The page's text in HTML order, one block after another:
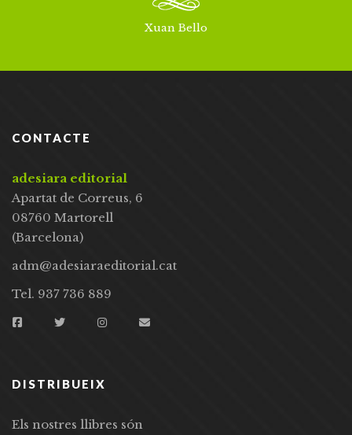
Xuan Bello
CONTACTE
adesiara editorial
Apartat de Correus, 6
08760 Martorell
(Barcelona)
adm@adesiaraeditorial.cat
Tel. 937 736 889
DISTRIBUEIX
Els nostres llibres són